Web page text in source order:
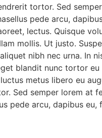
tortor. Sed
pede arcu,
lectus. Quisque
mollis. Ut justo.
nibh nec urna. In
blandit nunc tortor eu
metus libero eu
Sed semper lorem at
pede arcu, dapibus